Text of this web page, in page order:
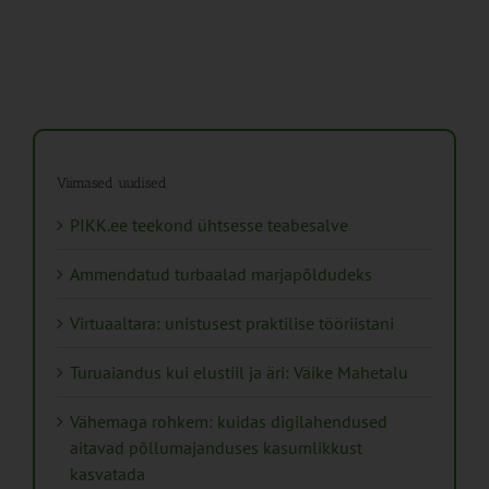
Viimased uudised
PIKK.ee teekond ühtsesse teabesalve
Ammendatud turbaalad marjapõldudeks
Virtuaaltara: unistusest praktilise tööriistani
Turuaiandus kui elustiil ja äri: Väike Mahetalu
Vähemaga rohkem: kuidas digilahendused
aitavad põllumajanduses kasumlikkust
kasvatada